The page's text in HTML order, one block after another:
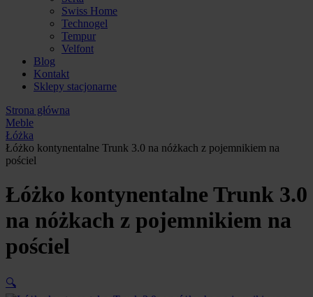
Swiss Home
Technogel
Tempur
Velfont
Blog
Kontakt
Sklepy stacjonarne
Strona główna
Meble
Łóżka
Łóżko kontynentalne Trunk 3.0 na nóżkach z pojemnikiem na
pościel
Łóżko kontynentalne Trunk 3.0
na nóżkach z pojemnikiem na
pościel
🔍